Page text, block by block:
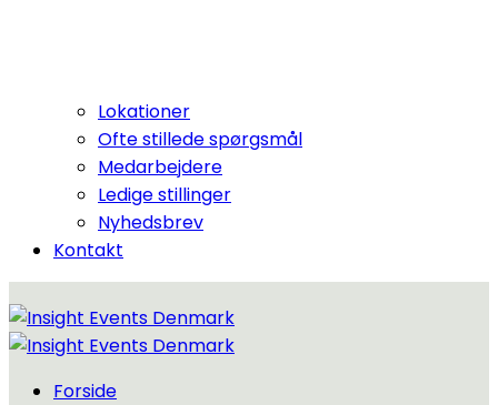
Lokationer
Ofte stillede spørgsmål
Medarbejdere
Ledige stillinger
Nyhedsbrev
Kontakt
Forside